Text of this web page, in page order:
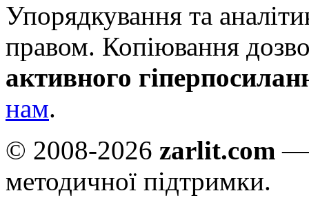
Упорядкування та
правом. Копіювання
активного
нам.
© 2008-2026 zarlit.com —
методичної підтримки.